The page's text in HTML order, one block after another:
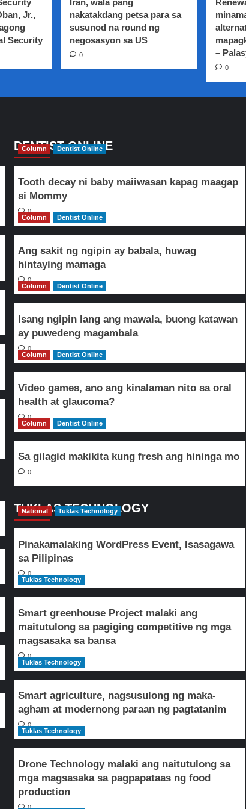
Jr.,
Security
Iran, wala pang
nakatakdang petsa para sa
susunod na round ng
negosasyon sa US
0
–
0
DENTIST ONLINE
Column Dentist Online
Tooth decay ni baby maiiwasan kapag maagap
si Mommy
0
Column
Dentist Online
Ang sakit ng ngipin ay babala, huwag
hintaying mamaga
0
Column
Dentist Online
Isang ngipin lang ang mawala, buong katawan
ay puwedeng magambala
0
Column
Dentist Online
Video games, ano ang kinalaman nito sa oral
health at glaucoma?
0
Column
Dentist Online
Sa gilagid makikita kung fresh ang hininga mo
0
TUKLAS TECHNOLOGY
National Tuklas Technology
Pinakamalaking WordPress Event, Isasagawa
sa Pilipinas
0
Tuklas Technology
Smart greenhouse Project malaki ang
maitutulong sa pagiging competitive ng mga
magsasaka sa bansa
0
Tuklas Technology
Smart agriculture, nagsusulong ng maka-
agham at modernong paraan ng pagtatanim
0
Tuklas Technology
Drone Technology malaki ang naitutulong sa
mga magsasaka sa pagpapataas ng food
production
0